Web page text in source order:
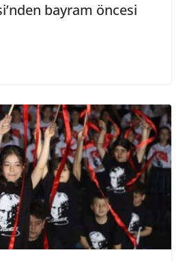
bayram öncesi